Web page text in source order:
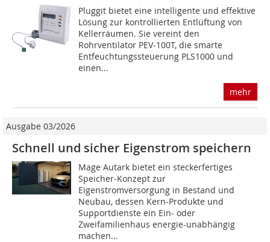
Pluggit bietet eine intelligente und effektive
Lösung zur kontrollierten Entlüftung von
Kellerräumen. Sie vereint den
Rohrventilator PEV-100T, die smarte
Entfeuchtungssteuerung PLS1000 und
einen...
mehr
Ausgabe 03/2026
Schnell und sicher Eigenstrom speichern
Mage Autark bietet ein steckerfertiges
Speicher-Konzept zur
Eigenstromversorgung in Bestand und
Neubau, dessen Kern-Produkte und
Supportdienste ein Ein- oder
Zweifamilienhaus energie-unabhängig
machen...